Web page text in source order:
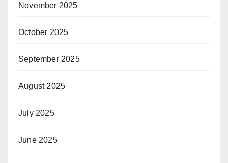
November 2025
October 2025
September 2025
August 2025
July 2025
June 2025